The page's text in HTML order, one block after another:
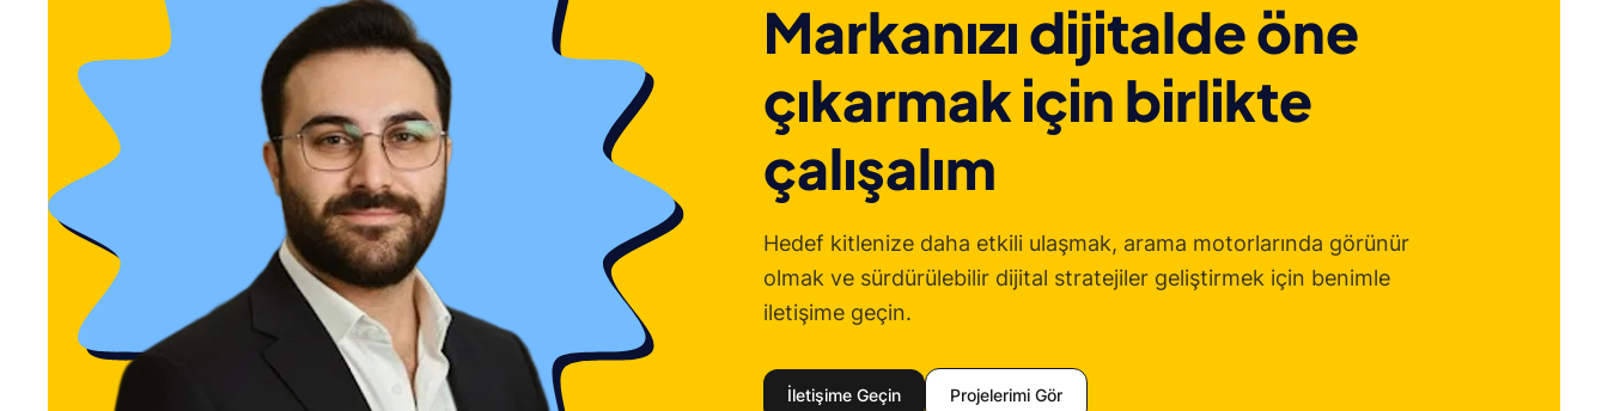
Markanızı dijitalde öne
çıkarmak için birlikte
çalışalım
Hedef kitlenize daha etkili ulaşmak, arama motorlarında görünür
olmak ve sürdürülebilir dijital stratejiler geliştirmek için benimle
iletişime geçin.
İletişime Geçin Projelerimi Gör